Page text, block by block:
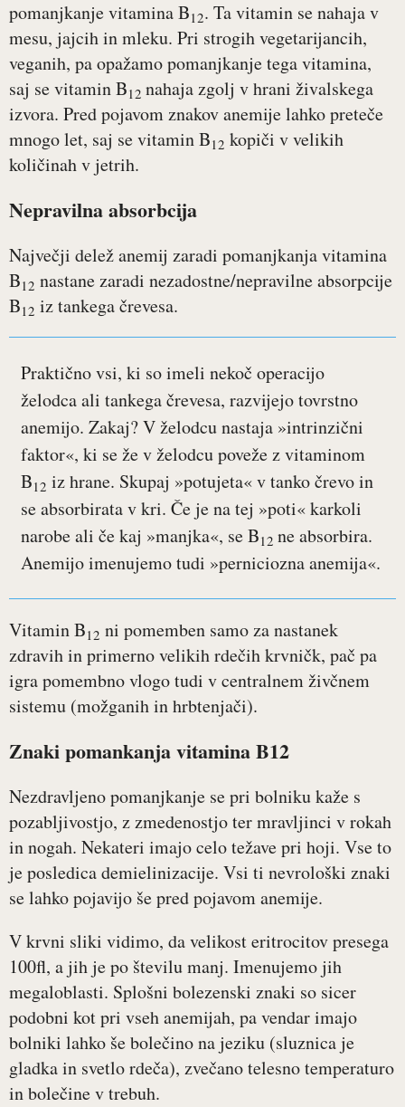
pomanjkanje vitamina B12. Ta vitamin se nahaja v
mesu, jajcih in mleku. Pri strogih vegetarijancih,
veganih, pa opažamo pomanjkanje tega vitamina,
saj se vitamin B12 nahaja zgolj v hrani živalskega
izvora. Pred pojavom znakov anemije lahko preteče
mnogo let, saj se vitamin B12 kopiči v velikih
količinah v jetrih.
Nepravilna absorbcija
Največji delež anemij zaradi pomanjkanja vitamina
B12 nastane zaradi nezadostne/nepravilne absorpcije
B12 iz tankega črevesa.
Praktično vsi, ki so imeli nekoč operacijo
želodca ali tankega črevesa, razvijejo tovrstno
anemijo. Zakaj? V želodcu nastaja »intrinzični
faktor«, ki se že v želodcu poveže z vitaminom
B12 iz hrane. Skupaj »potujeta« v tanko črevo in
se absorbirata v kri. Če je na tej »poti« karkoli
narobe ali če kaj »manjka«, se B12 ne absorbira.
Anemijo imenujemo tudi »perniciozna anemija«.
Vitamin B12 ni pomemben samo za nastanek
zdravih in primerno velikih rdečih krvničk, pač pa
igra pomembno vlogo tudi v centralnem živčnem
sistemu (možganih in hrbtenjači).
Znaki pomankanja vitamina B12
Nezdravljeno pomanjkanje se pri bolniku kaže s
pozabljivostjo, z zmedenostjo ter mravljinci v rokah
in nogah. Nekateri imajo celo težave pri hoji. Vse to
je posledica demielinizacije. Vsi ti nevrološki znaki
se lahko pojavijo še pred pojavom anemije.
V krvni sliki vidimo, da velikost eritrocitov presega
100fl, a jih je po številu manj. Imenujemo jih
megaloblasti. Splošni bolezenski znaki so sicer
podobni kot pri vseh anemijah, pa vendar imajo
bolniki lahko še bolečino na jeziku (sluznica je
gladka in svetlo rdeča), zvečano telesno temperaturo
in bolečine v trebuh.